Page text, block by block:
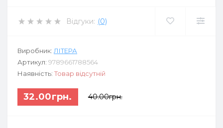
Відгуки: (0)
Виробник: ЛІТЕРА
Артикул: 9789661788564
Наявність: Товар відсутній
32.00грн. 40.00грн.